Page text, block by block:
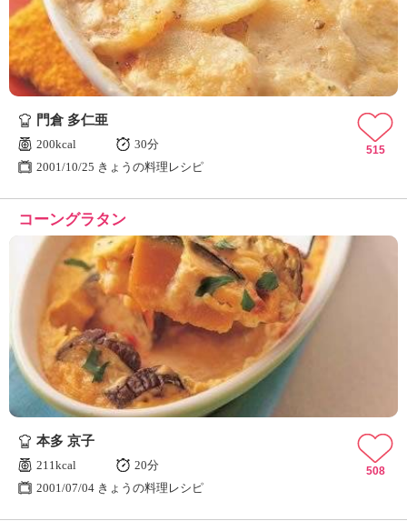
門倉 多仁亜
200kcal
30分
2001/10/25 きょうの料理レシピ
515
コーングラタン
本多 京子
211kcal
20分
2001/07/04 きょうの料理レシピ
508